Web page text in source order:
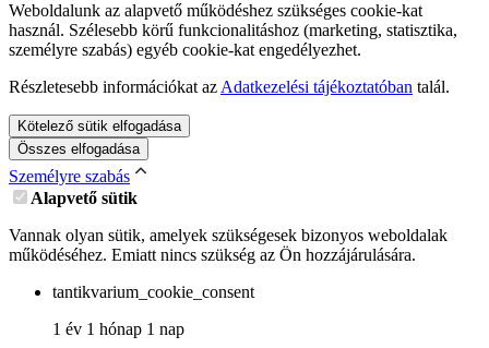
Weboldalunk az alapvető működéshez szükséges cookie-kat
használ. Szélesebb körű funkcionalitáshoz (marketing, statisztika,
személyre szabás) egyéb cookie-kat engedélyezhet.
Részletesebb információkat az Adatkezelési tájékoztatóban talál.
Kötelező sütik elfogadása
Összes elfogadása
Személyre szabás
Alapvető sütik
Vannak olyan sütik, amelyek szükségesek bizonyos weboldalak
működéséhez. Emiatt nincs szükség az Ön hozzájárulására.
tantikvarium_cookie_consent
1 év 1 hónap 1 nap